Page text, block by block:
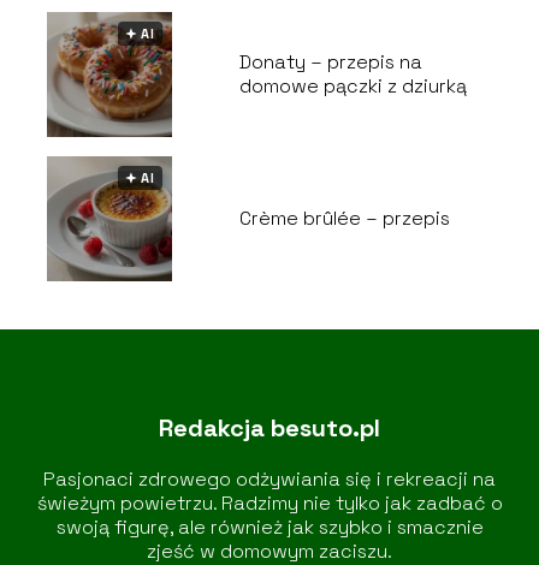
🟅 AI
Donaty – przepis na
domowe pączki z dziurką
🟅 AI
Crème brûlée – przepis
Redakcja besuto.pl
Pasjonaci zdrowego odżywiania się i rekreacji na
świeżym powietrzu. Radzimy nie tylko jak zadbać o
swoją figurę, ale również jak szybko i smacznie
zjeść w domowym zaciszu.